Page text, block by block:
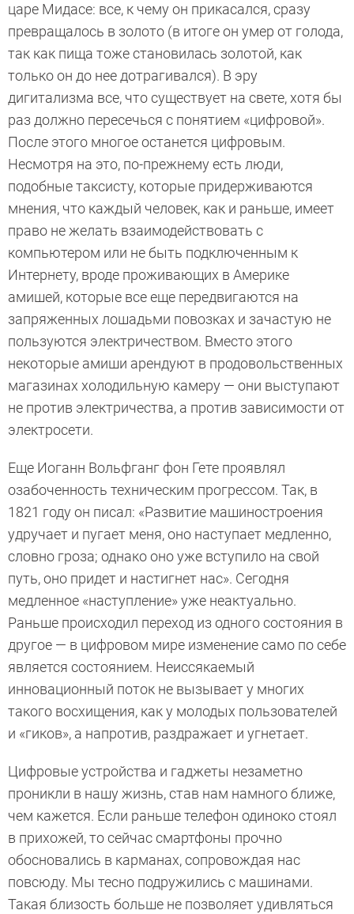
царе Мидасе: все, к чему он прикасался, сразу
превращалось в золото (в итоге он умер от голода,
так как пища тоже становилась золотой, как
только он до нее дотрагивался). В эру
дигитализма все, что существует на свете, хотя бы
раз должно пересечься с понятием «цифровой».
После этого многое останется цифровым.
Несмотря на это, по-прежнему есть люди,
подобные таксисту, которые придерживаются
мнения, что каждый человек, как и раньше, имеет
право не желать взаимодействовать с
компьютером или не быть подключенным к
Интернету, вроде проживающих в Америке
амишей, которые все еще передвигаются на
запряженных лошадьми повозках и зачастую не
пользуются электричеством. Вместо этого
некоторые амиши арендуют в продовольственных
магазинах холодильную камеру — они выступают
не против электричества, а против зависимости от
электросети.
Еще Иоганн Вольфганг фон Гете проявлял
озабоченность техническим прогрессом. Так, в
1821 году он писал: «Развитие машиностроения
удручает и пугает меня, оно наступает медленно,
словно гроза; однако оно уже вступило на свой
путь, оно придет и настигнет нас». Сегодня
медленное «наступление» уже неактуально.
Раньше происходил переход из одного состояния в
другое — в цифровом мире изменение само по себе
является состоянием. Неиссякаемый
инновационный поток не вызывает у многих
такого восхищения, как у молодых пользователей
и «гиков», а напротив, раздражает и угнетает.
Цифровые устройства и гаджеты незаметно
проникли в нашу жизнь, став нам намного ближе,
чем кажется. Если раньше телефон одиноко стоял
в прихожей, то сейчас смартфоны прочно
обосновались в карманах, сопровождая нас
повсюду. Мы тесно подружились с машинами.
Такая близость больше не позволяет удивляться